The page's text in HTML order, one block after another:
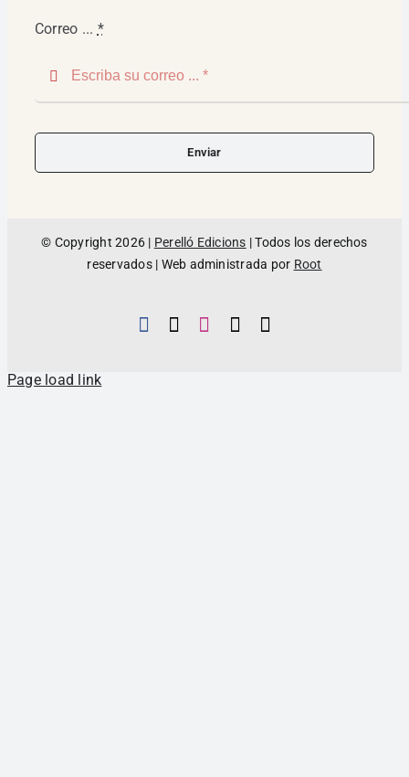
Correo ... *
Enviar
© Copyright 2026 | Perelló Edicions | Todos los derechos
reservados | Web administrada por Root
Page load link